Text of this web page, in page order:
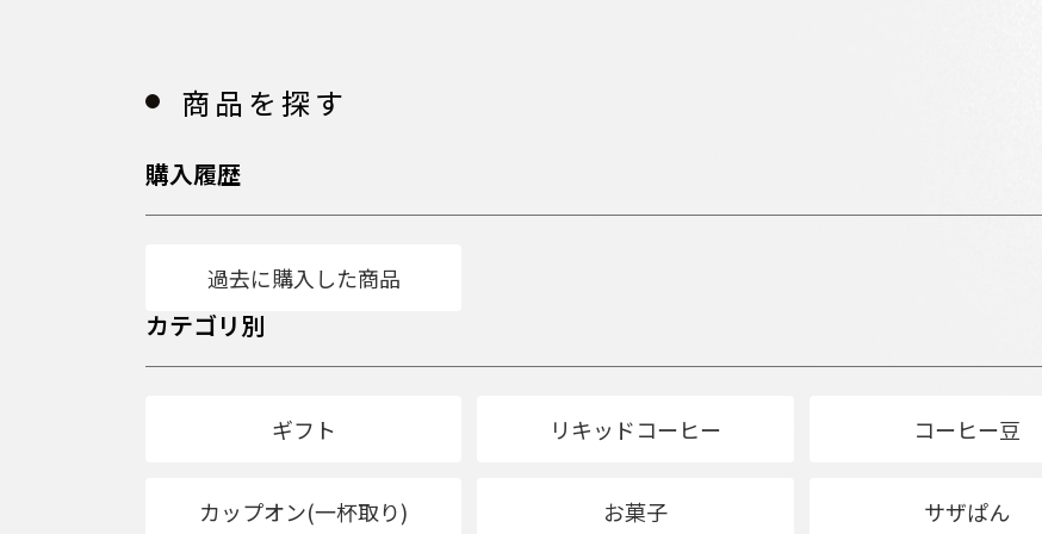
商品を探す
購入履歴
過去に購入した商品
カテゴリ別
ギフト リキッドコーヒー コーヒー豆
カップオン(一杯取り) お菓子 サザぱん